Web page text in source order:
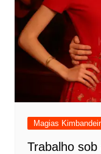
Magias
Trabalho